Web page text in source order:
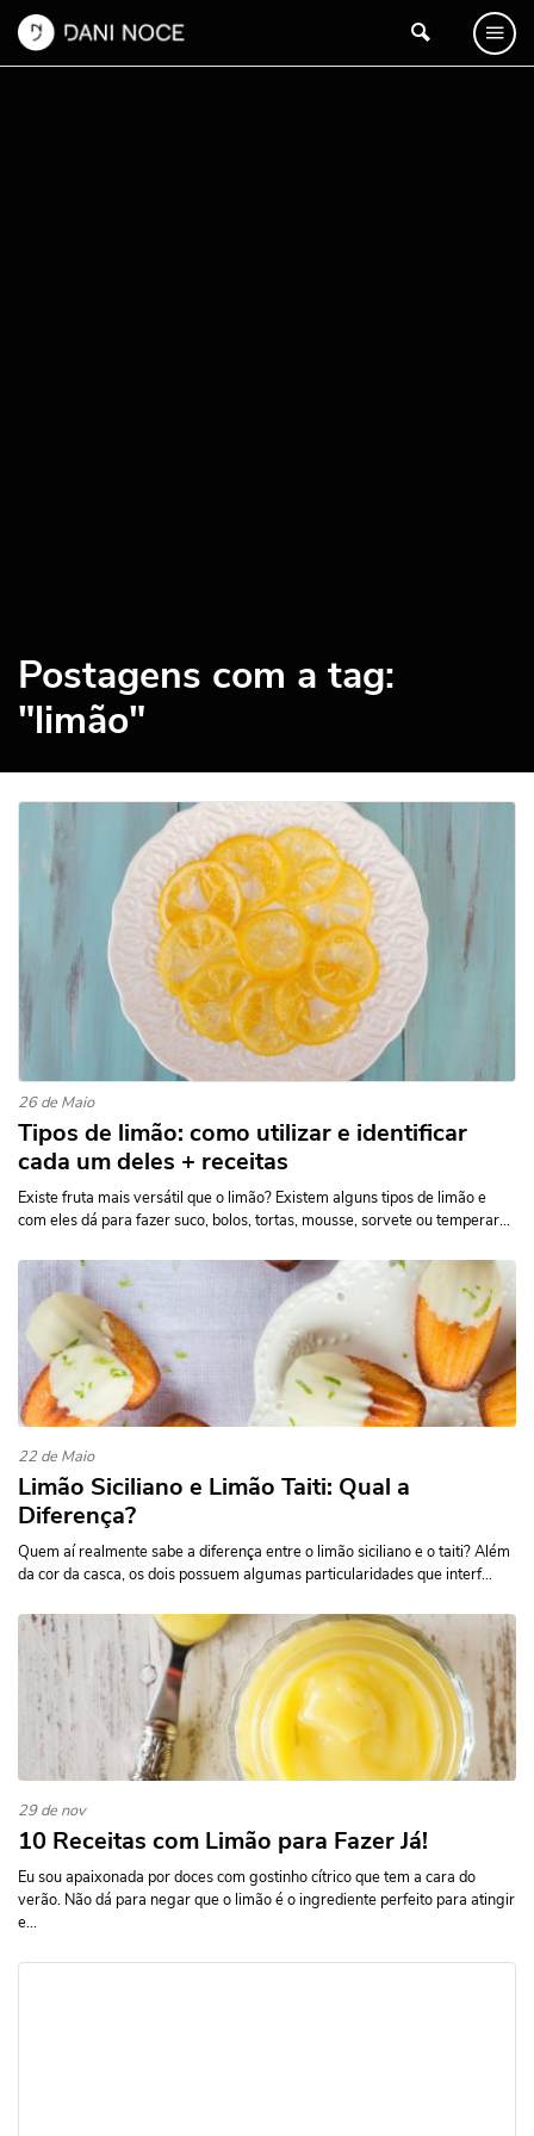
Postagens com a tag:
"limão"
26 de Maio
Tipos de limão: como utilizar e identificar
cada um deles + receitas
Existe fruta mais versátil que o limão? Existem alguns tipos de limão e
com eles dá para fazer suco, bolos, tortas, mousse, sorvete ou temperar...
22 de Maio
Limão Siciliano e Limão Taiti: Qual a
Diferença?
Quem aí realmente sabe a diferença entre o limão siciliano e o taiti? Além
da cor da casca, os dois possuem algumas particularidades que interf...
29 de nov
10 Receitas com Limão para Fazer Já!
Eu sou apaixonada por doces com gostinho cítrico que tem a cara do
verão. Não dá para negar que o limão é o ingrediente perfeito para atingir
e...